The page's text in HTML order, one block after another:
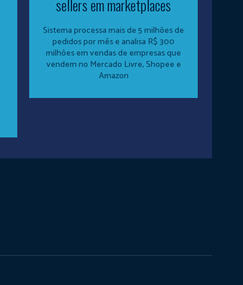
sellers em marketplaces
Sistema processa mais de 5 milhões de
pedidos por mês e analisa R$ 300
milhões em vendas de empresas que
vendem no Mercado Livre, Shopee e
Amazon